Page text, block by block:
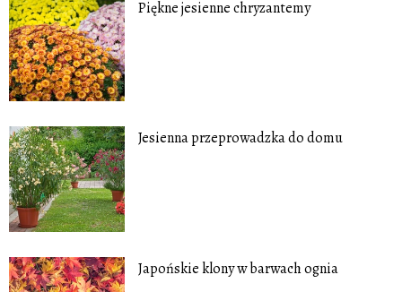
Piękne jesienne chryzantemy
Jesienna przeprowadzka do domu
Japońskie klony w barwach ognia